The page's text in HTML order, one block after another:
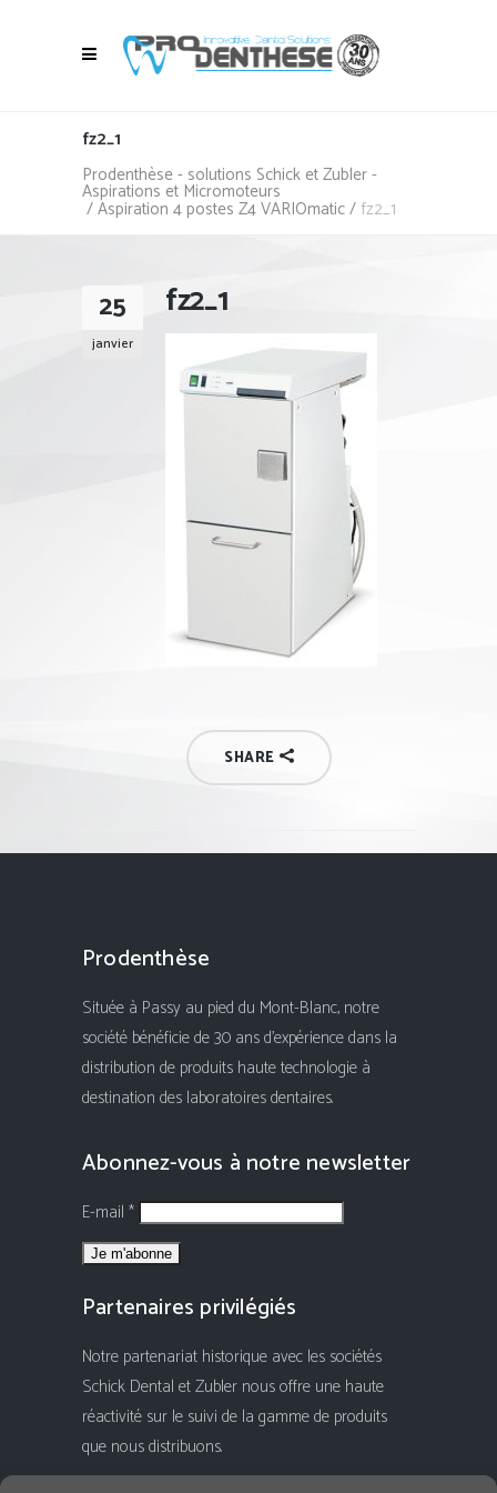
fz2_1
Prodenthèse - solutions Schick et Zubler -
Aspirations et Micromoteurs
/Aspiration 4 postes Z4 VARIOmatic/ fz2_1
25
janvier
fz2_1
SHARE
Prodenthèse
Située à Passy au pied du Mont-Blanc, notre
société bénéficie de 30 ans d'expérience dans la
distribution de produits haute technologie à
destination des laboratoires dentaires.
Abonnez-vous à notre newsletter
E-mail *
Partenaires privilégiés
Notre partenariat historique avec les sociétés
Schick Dental et Zubler nous offre une haute
réactivité sur le suivi de la gamme de produits
que nous distribuons.